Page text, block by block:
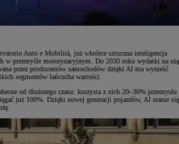
Auto e Mobilità, już wkrótce sztuczna inteligencja
w przemyśle motoryzacyjnym. Do 2030 roku wydatki na nią
przez producentów samochodów dzięki AI ma wynieść
segmentów łańcucha wartości.
od dłuższego czasu: korzysta z nich 20–30% przemysłu
już 100%. Dzięki nowej generacji pojazdów, AI stanie się